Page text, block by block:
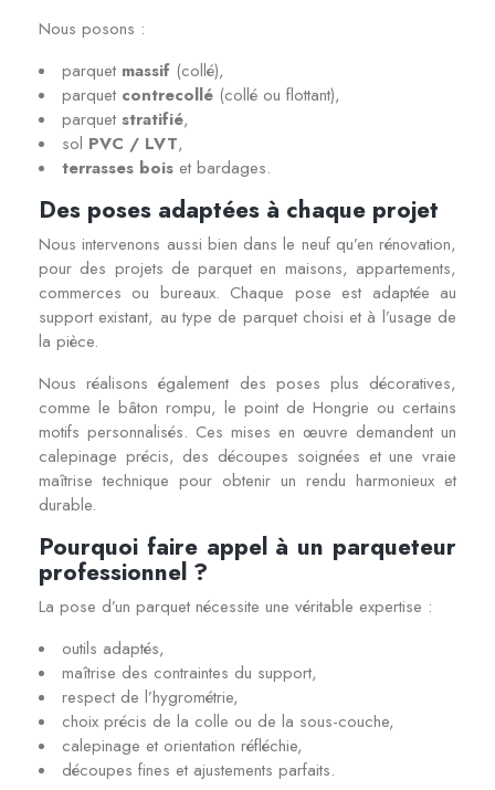
Nous posons :
parquet massif (collé),
parquet contrecollé (collé ou flottant),
parquet stratifié,
sol PVC / LVT,
terrasses bois et bardages.
Des poses adaptées à chaque projet
Nous intervenons aussi bien dans le neuf qu’en rénovation,
pour des projets de parquet en maisons, appartements,
commerces ou bureaux. Chaque pose est adaptée au
support existant, au type de parquet choisi et à l’usage de
la pièce.
Nous réalisons également des poses plus décoratives,
comme le bâton rompu, le point de Hongrie ou certains
motifs personnalisés. Ces mises en œuvre demandent un
calepinage précis, des découpes soignées et une vraie
maîtrise technique pour obtenir un rendu harmonieux et
durable.
Pourquoi faire appel à un parqueteur
professionnel ?
La pose d’un parquet nécessite une véritable expertise :
outils adaptés,
maîtrise des contraintes du support,
respect de l’hygrométrie,
choix précis de la colle ou de la sous-couche,
calepinage et orientation réfléchie,
découpes fines et ajustements parfaits.